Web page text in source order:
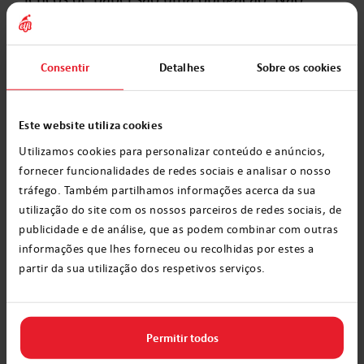
Consentir Detalhes Sobre os cookies
Este website utiliza cookies
Utilizamos cookies para personalizar conteúdo e anúncios,
fornecer funcionalidades de redes sociais e analisar o nosso
tráfego. Também partilhamos informações acerca da sua
utilização do site com os nossos parceiros de redes sociais, de
publicidade e de análise, que as podem combinar com outras
informações que lhes forneceu ou recolhidas por estes a
partir da sua utilização dos respetivos serviços.
Permitir todos
esquecem os livros e livros de colorir para
crianças, para que não se aborreçam na
viagem. Os desenhos animados devem
também matar eficazmente o tempo.
Viajar de avião para o Natal
com as crianças
Ao viajar para outro país, o melhor meio de
transporte será por avião. A maioria das
companhias aéreas oferecem vôos gratuitos a
Acima desta idade, devem comprar a criança
um lugar a bordo. Tal como acontece com as